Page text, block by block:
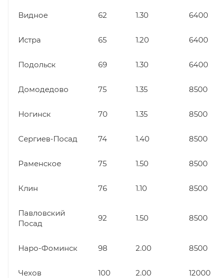
Видное 62 1.30 6400
Истра 65 1.20 6400
Подольск 69 1.30 6400
Домодедово 75 1.35 8500
Ногинск 70 1.35 8500
Сергиев-Посад 74 1.40 8500
Раменское 75 1.50 8500
Клин 76 1.10 8500
Павловский
Посад
92 1.50 8500
Наро-Фоминск 98 2.00 8500
Чехов 100 2.00 12000